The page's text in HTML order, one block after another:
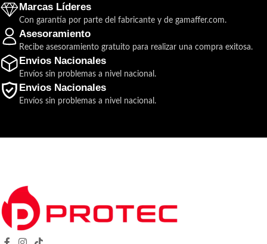
Marcas Líderes
Con garantía por parte del fabricante y de gamaffer.com.
Asesoramiento
Recibe asesoramiento gratuito para realizar una compra exitosa.
Envios Nacionales
Envíos sin problemas a nivel nacional.
Envios Nacionales
Envíos sin problemas a nivel nacional.